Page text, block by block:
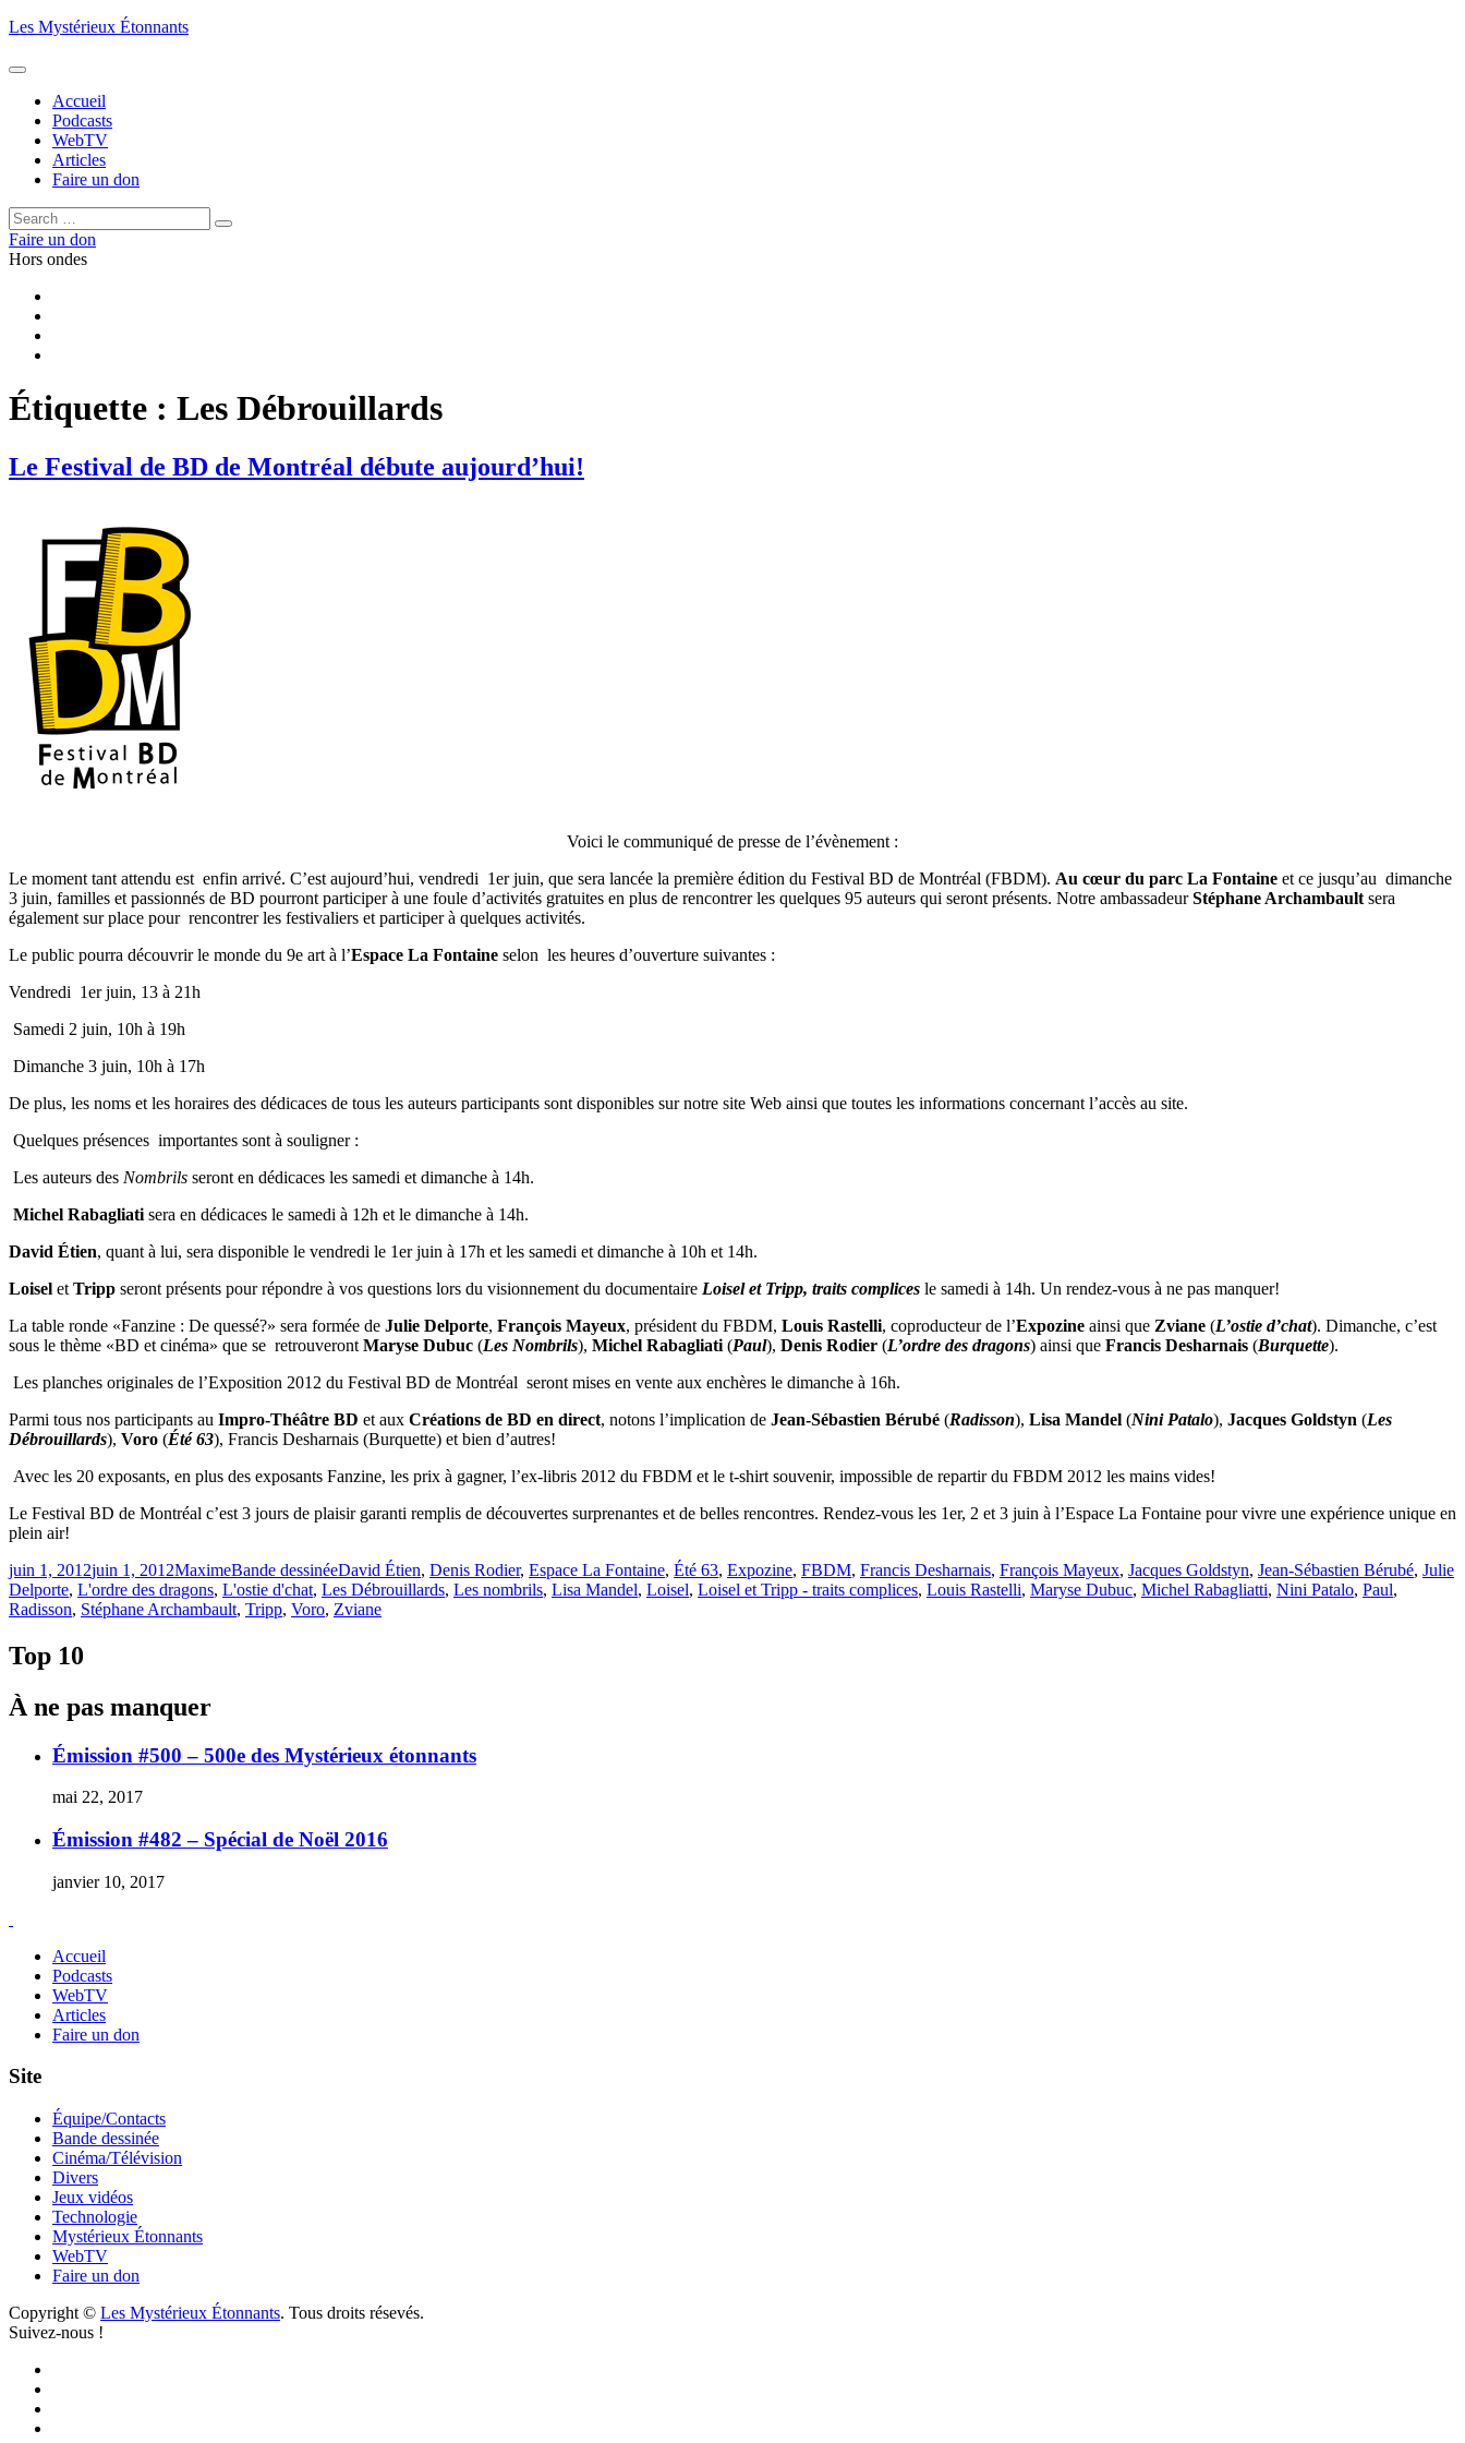
Aller
contenu
Les Mystérieux Étonnants
Accueil
Podcasts
WebTV
Articles
Faire un don
Rechercher :
Rechercher
Faire un don
Hors ondes
Étiquette : Les Débrouillards
Le Festival de BD de Montréal débute aujourd’hui!
Voici le communiqué de presse de l’évènement :
Le moment tant attendu est enfin arrivé. C’est aujourd’hui, vendredi 1er juin, que sera lancée la première édition du Festival BD de Montréal (FBDM). Au cœur du parc La Fontaine et ce jusqu’au dimanche
3 juin, familles et passionnés de BD pourront participer à une foule d’activités gratuites en plus de rencontrer les quelques 95 auteurs qui seront présents. Notre ambassadeurStéphane Archambault sera
également sur place pour rencontrer les festivaliers et participer à quelques activités.
Le public pourra découvrir le monde du 9e art à l’Espace La Fontaine selon les heures d’ouverture suivantes :
Vendredi 1er juin, 13 à 21h
Samedi 2 juin, 10h à 19h
Dimanche 3 juin, 10h à 17h
De plus, les noms et les horaires des dédicaces de tous les auteurs participants sont disponibles sur notre site Web ainsi que toutes les informations concernant l’accès au site.
Quelques présences importantes sont à souligner :
Les auteurs des Nombrils seront en dédicaces les samedi et dimanche à 14h.
Michel Rabagliati sera en dédicaces le samedi à 12h et le dimanche à 14h.
David Étien, quant à lui, sera disponible le vendredi le 1er juin à 17h et les samedi et dimanche à 10h et 14h.
Loisel et Tripp seront présents pour répondre à vos questions lors du visionnement du documentaire Loisel et Tripp, traits complices le samedi à 14h. Un rendez-vous à ne pas manquer!
La table ronde «Fanzine : De quessé?» sera formée de Julie Delporte, François Mayeux, président du FBDM, Louis Rastelli, coproducteur de l’Expozine ainsi que Zviane (L’ostie d’chat). Dimanche, c’est
sous le thème «BD et cinéma» que se retrouveront Maryse Dubuc (Les Nombrils), Michel Rabagliati (Paul), Denis Rodier (L’ordre des dragons) ainsi que Francis Desharnais (Burquette).
Les planches originales de l’Exposition 2012 du Festival BD de Montréal seront mises en vente aux enchères le dimanche à 16h.
Parmi tous nos participants au Impro-Théâtre BD et aux Créations de BD en direct, notons l’implication de Jean-Sébastien Bérubé (Radisson), Lisa Mandel (Nini Patalo), Jacques Goldstyn (Les
Débrouillards), Voro (Été 63), Francis Desharnais (Burquette) et bien d’autres!
Avec les 20 exposants, en plus des exposants Fanzine, les prix à gagner, l’ex-libris 2012 du FBDM et le t-shirt souvenir, impossible de repartir du FBDM 2012 les mains vides!
Le Festival BD de Montréal c’est 3 jours de plaisir garanti remplis de découvertes surprenantes et de belles rencontres. Rendez-vous les 1er, 2 et 3 juin à l’Espace La Fontaine pour vivre une expérience unique en
plein air!
Publié
le
juin 1, 2012juin 1, 2012MaximeCatégories
Bande dessinéeÉtiquettes
David Étien, Denis Rodier, Espace La Fontaine, Été 63, Expozine, FBDM, Francis Desharnais, François Mayeux, Jacques Goldstyn, Jean-Sébastien Bérubé, Julie
Delporte, L'ordre des dragons, L'ostie d'chat, Les Débrouillards, Les nombrils, Lisa Mandel, Loisel, Loisel et Tripp - traits complices, Louis Rastelli, Maryse Dubuc, Michel Rabagliatti, Nini Patalo, Paul,
Radisson, Stéphane Archambault, Tripp, Voro, Zviane
Top 10
À ne pas manquer
Émission #500 – 500e des Mystérieux étonnants
mai 22, 2017
Émission #482 – Spécial de Noël 2016
janvier 10, 2017
Accueil
Podcasts
WebTV
Articles
Faire un don
Site
Équipe/Contacts
Bande dessinée
Cinéma/Télévision
Divers
Jeux vidéos
Technologie
Mystérieux Étonnants
WebTV
Faire un don
Copyright © Les Mystérieux Étonnants. Tous droits résevés.
Suivez-nous !